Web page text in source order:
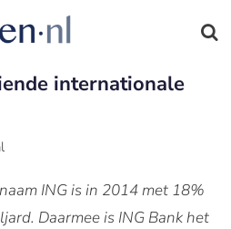
internationale
ING is in 2014 met 18%
Daarmee is ING Bank het